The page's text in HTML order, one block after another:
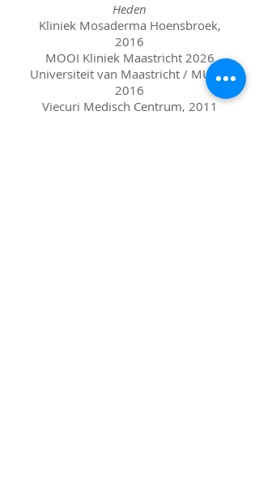
Heden
Kliniek Mosaderma Hoensbroek,
2016
MOOI Kliniek Maastricht 2026
Universiteit van Maastricht / MUMC
2016
Viecuri Medisch Centrum, 2011